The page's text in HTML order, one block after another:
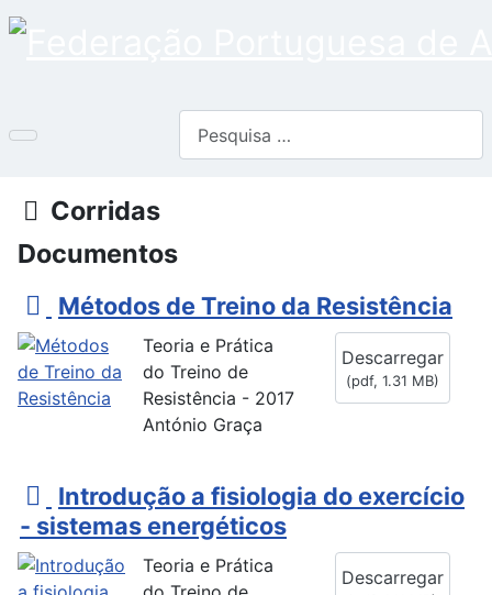
Pasta
Corridas
Documentos
p
d
f
Métodos de Treino da Resistência
Descarregar
(pdf, 1.31 MB)
Teoria e Prática
do Treino de
Resistência - 2017
António Graça
p
d
f
Introdução a fisiologia do exercício
- sistemas energéticos
Descarregar
Teoria e Prática